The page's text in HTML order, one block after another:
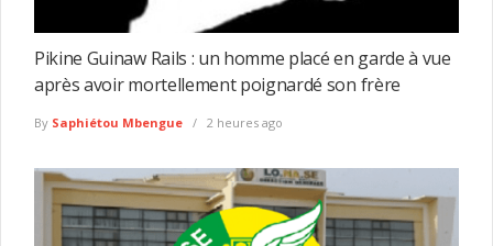
Pikine Guinaw Rails : un homme placé en garde à vue
après avoir mortellement poignardé son frère
By Saphiétou Mbengue 2 heures ago